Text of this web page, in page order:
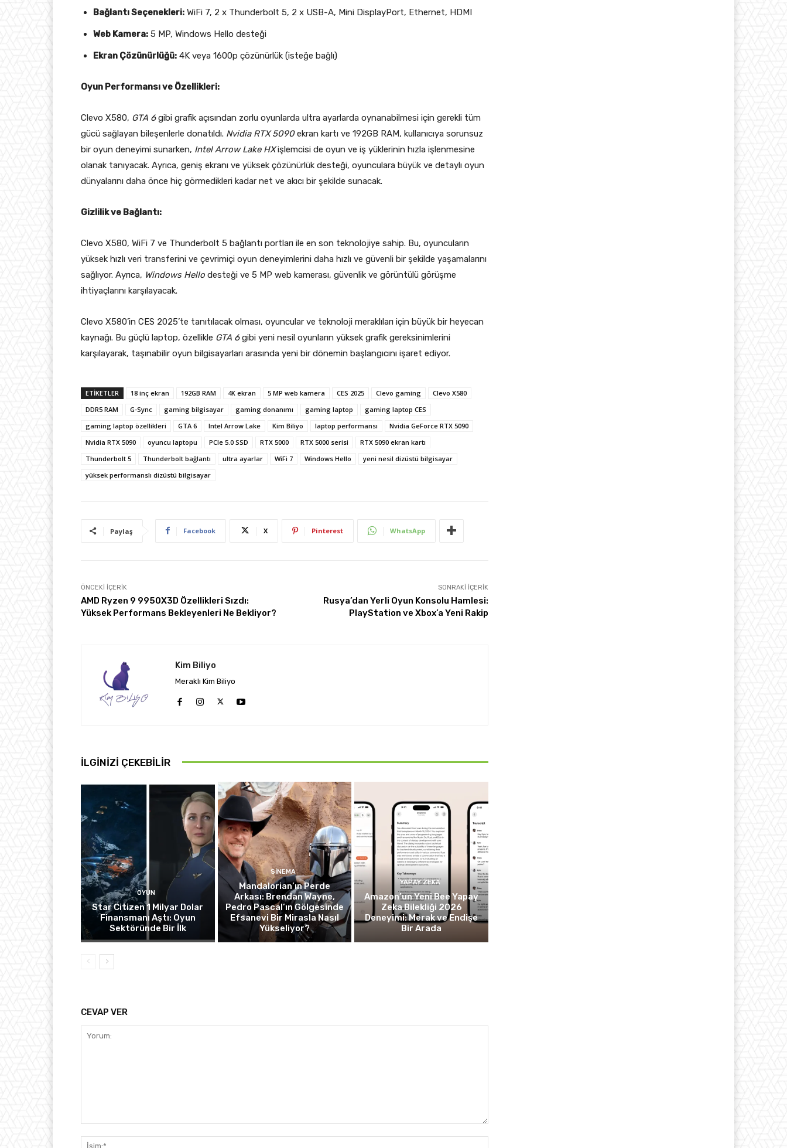
Bağlantı Seçenekleri: WiFi 7, 2 x Thunderbolt 5, 2 x USB-A, Mini DisplayPort, Ethernet, HDMI
Web Kamera: 5 MP, Windows Hello desteği
Ekran Çözünürlüğü: 4K veya 1600p çözünürlük (isteğe bağlı)
Oyun Performansı ve Özellikleri:
Clevo X580, GTA 6gibi grafik açısından zorlu oyunlarda ultra ayarlarda oynanabilmesi için gerekli tüm
gücü sağlayan bileşenlerle donatıldı. Nvidia RTX 5090ekran kartı ve 192GB RAM, kullanıcıya sorunsuz
bir oyun deneyimi sunarken, Intel Arrow Lake HXişlemcisi de oyun ve iş yüklerinin hızla işlenmesine
olanak tanıyacak. Ayrıca, geniş ekranı ve yüksek çözünürlük desteği, oyunculara büyük ve detaylı oyun
dünyalarını daha önce hiç görmedikleri kadar net ve akıcı bir şekilde sunacak.
Gizlilik ve Bağlantı:
Clevo X580, WiFi 7 ve Thunderbolt 5 bağlantı portları ile en son teknolojiye sahip. Bu, oyuncuların
yüksek hızlı veri transferini ve çevrimiçi oyun deneyimlerini daha hızlı ve güvenli bir şekilde yaşamalarını
sağlıyor. Ayrıca, Windows Hello desteği ve 5 MP web kamerası, güvenlik ve görüntülü görüşme
ihtiyaçlarını karşılayacak.
Clevo X580’in CES 2025’te tanıtılacak olması, oyuncular ve teknoloji meraklıları için büyük bir heyecan
kaynağı. Bu güçlü laptop, özellikle GTA 6gibi yeni nesil oyunların yüksek grafik gereksinimlerini
karşılayarak, taşınabilir oyun bilgisayarları arasında yeni bir dönemin başlangıcını işaret ediyor.
ETIKETLER 18 inç ekran 192GB RAM 4K ekran 5 MP web kamera CES 2025 Clevo gaming
Clevo X580
DDR5 RAM
G-Sync gaming bilgisayar gaming donanımı gaming laptop
gaming laptop CES
gaming laptop özellikleri
GTA 6 Intel Arrow Lake Kim Biliyo laptop performansı
Nvidia GeForce RTX 5090
Nvidia RTX 5090
oyuncu laptopu PCIe 5.0 SSD RTX 5000 RTX 5000 serisi
RTX 5090 ekran kartı
Thunderbolt 5
Thunderbolt bağlantı ultra ayarlar WiFi 7 Windows Hello
yeni nesil dizüstü bilgisayar
yüksek performanslı dizüstü bilgisayar
Paylaş Facebook X Pinterest WhatsApp
ÖNCEKI İÇERIK
AMD Ryzen 9 9950X3D Özellikleri Sızdı:
Yüksek Performans Bekleyenleri Ne Bekliyor?
SONRAKI İÇERIK
Rusya’dan Yerli Oyun Konsolu Hamlesi:
PlayStation ve Xbox’a Yeni Rakip
Kim Biliyo
Meraklı Kim Biliyo
İLGINIZI ÇEKEBILIR
OYUN
Star Citizen 1 Milyar Dolar
Finansmanı Aştı: Oyun
Sektöründe Bir İlk
SINEMA
Mandalorian’ın Perde
Arkası: Brendan Wayne,
Pedro Pascal’ın Gölgesinde
Efsanevi Bir Mirasla Nasıl
Yükseliyor?
YAPAY ZEKA
Amazon’un Yeni Bee Yapay
Zeka Bilekliği 2026
Deneyimi: Merak ve Endişe
Bir Arada
CEVAP VER